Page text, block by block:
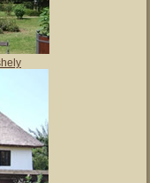
Gyűjteménye